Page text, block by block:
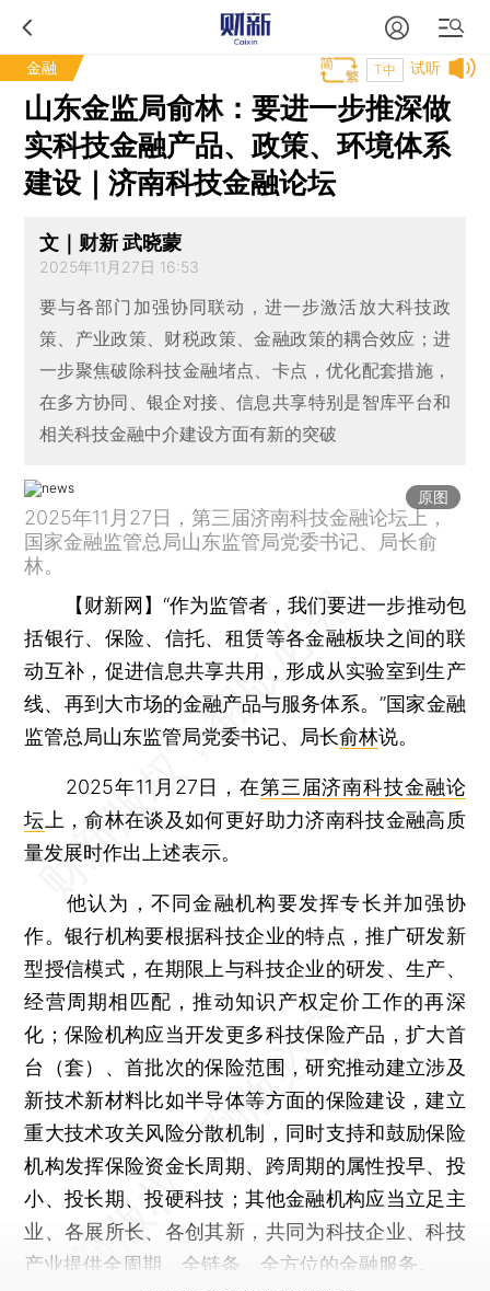
金融 试听
T中
山东金监局俞林：要进一步推深做
实科技金融产品、政策、环境体系
建设｜济南科技金融论坛
文｜财新 武晓蒙
2025年11月27日 16:53
要与各部门加强协同联动，进一步激活放大科技政
策、产业政策、财税政策、金融政策的耦合效应；进
一步聚焦破除科技金融堵点、卡点，优化配套措施，
在多方协同、银企对接、信息共享特别是智库平台和
相关科技金融中介建设方面有新的突破
原图
2025年11月27日，第三届济南科技金融论坛上，
国家金融监管总局山东监管局党委书记、局长俞
林。
【财新网】 “作为监管者，我们要进一步推动包
括银行、保险、信托、租赁等各金融板块之间的联
动互补，促进信息共享共用，形成从实验室到生产
线、再到大市场的金融产品与服务体系。”国家金融
监管总局山东监管局党委书记、局长俞林说。
2025年11月27日，在第三届济南科技金融论
坛 上，俞林在谈及如何更好助力济南科技金融高质
量发展时作出上述表示。
他认为，不同金融机构要发挥专长并加强协
作。银行机构要根据科技企业的特点，推广研发新
型授信模式，在期限上与科技企业的研发、生产、
经营周期相匹配，推动知识产权定价工作的再深
化；保险机构应当开发更多科技保险产品，扩大首
台（套）、首批次的保险范围，研究推动建立涉及
新技术新材料比如半导体等方面的保险建设，建立
重大技术攻关风险分散机制，同时支持和鼓励保险
机构发挥保险资金长周期、跨周期的属性投早、投
小、投长期、投硬科技；其他金融机构应当立足主
业、各展所长、各创其新，共同为科技企业、科技
产业提供全周期、全链条、全方位的金融服务。